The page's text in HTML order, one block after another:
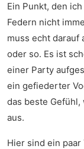
Ein Punkt, den
Federn nicht
muss echt darauf
oder so. Es ist
einer Party
ein gefiederter
das beste
aus.
Hier sind ein